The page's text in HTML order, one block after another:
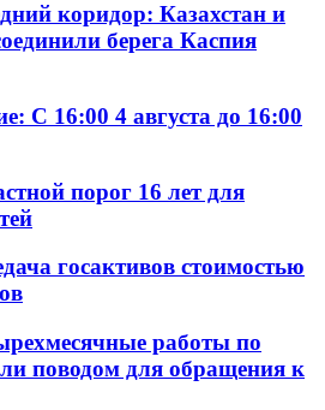
коридор: Казахстан и
берега Каспия
С 16:00 4 августа до 16:00
порог 16 лет для
госактивов стоимостью
работы по
поводом для обращения к